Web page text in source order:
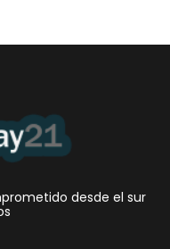
desde el sur